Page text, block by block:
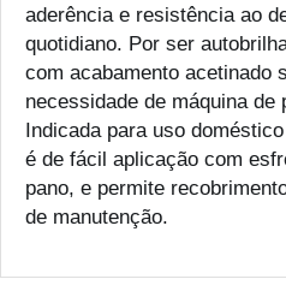
aderência e resistência ao
quotidiano. Por ser
com acabamento acetinado
necessidade de máquina de
Indicada para uso
é de fácil aplicação com
pano, e permite
de manutenção.